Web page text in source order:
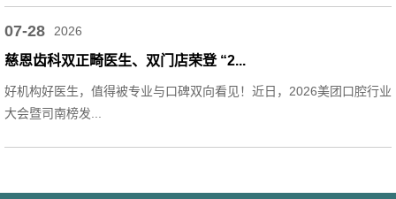
07-28 2026
慈恩齿科双正畸医生、双门店荣登 “2...
好机构好医生，值得被专业与口碑双向看见！近日，2026美团口腔行业
大会暨司南榜发...